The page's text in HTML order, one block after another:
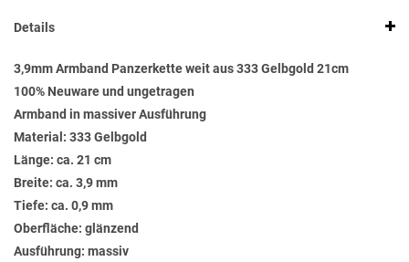
Details
3,9mm Armband Panzerkette weit aus 333 Gelbgold 21cm
100% Neuware und ungetragen
Armband in massiver Ausführung
Material: 333 Gelbgold
Länge: ca. 21 cm
Breite: ca. 3,9 mm
Tiefe: ca. 0,9 mm
Oberfläche: glänzend
Ausführung: massiv